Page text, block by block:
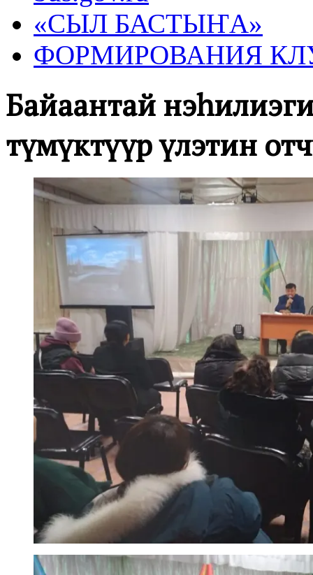
«СЫЛ БАСТЫҤА»
ФОРМИРОВАНИЯ
Байаҕантай
түмүктүүр үлэтин